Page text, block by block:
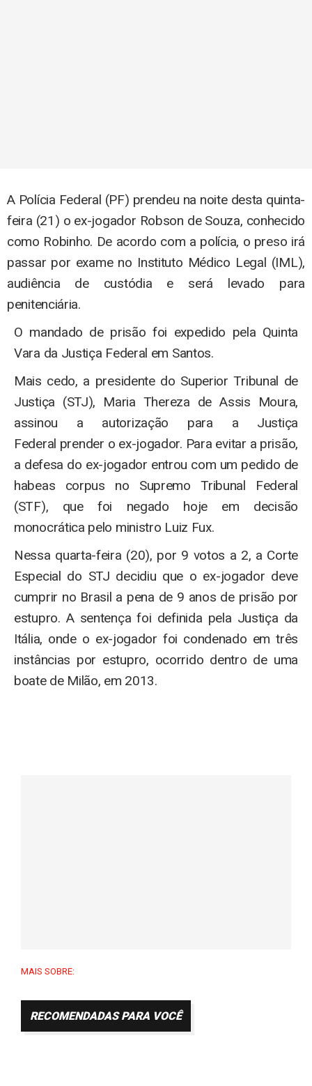
A Polícia Federal (PF) prendeu na noite desta quinta-
feira (21) o ex-jogador Robson de Souza, conhecido
como Robinho. De acordo com a polícia, o preso irá
passar por exame no Instituto Médico Legal (IML),
audiência de custódia e será levado para
penitenciária.
O mandado de prisão foi expedido pela Quinta
Vara da Justiça Federal em Santos.
Mais cedo, a presidente do Superior Tribunal de
Justiça (STJ), Maria Thereza de Assis Moura,
assinou a autorização para a Justiça
Federal prender o ex-jogador. Para evitar a prisão,
a defesa do ex-jogador entrou com um pedido de
habeas corpus no Supremo Tribunal Federal
(STF), que foi negado hoje em decisão
monocrática pelo ministro Luiz Fux.
Nessa quarta-feira (20), por 9 votos a 2, a Corte
Especial do STJ decidiu que o ex-jogador deve
cumprir no Brasil a pena de 9 anos de prisão por
estupro. A sentença foi definida pela Justiça da
Itália, onde o ex-jogador foi condenado em três
instâncias por estupro, ocorrido dentro de uma
boate de Milão, em 2013.
MAIS SOBRE:
RECOMENDADAS PARA VOCÊ